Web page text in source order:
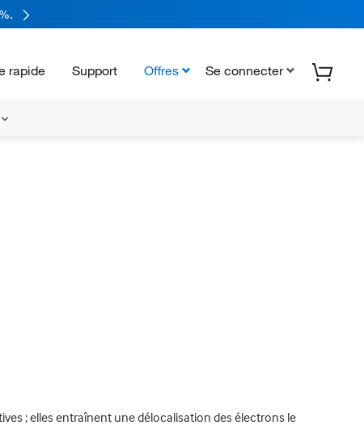
rapide Support Offres Se connecter
; elles entraînent une délocalisation des électrons le